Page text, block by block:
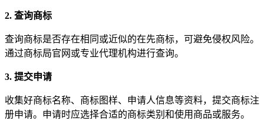
2. 查询商标
查询商标是否存在相同或近似的在先商标，可避免侵权风险。
通过商标局官网或专业代理机构进行查询。
3. 提交申请
收集好商标名称、商标图样、申请人信息等资料，提交商标注
册申请。申请时应选择合适的商标类别和使用商品或服务。